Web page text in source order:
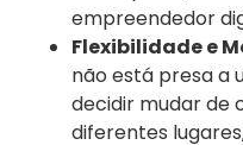
empreendedor
Flexibilidade e
não está presa a
decidir mudar de
diferentes